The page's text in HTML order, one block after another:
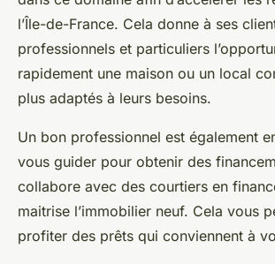
l’Île-de-France. Cela donne à ses
professionnels et particuliers
rapidement une maison ou un local
plus adaptés à leurs besoins.
Un bon professionnel est également
vous guider pour obtenir des
collabore avec des courtiers en
maitrise l’immobilier neuf. Cela vous
profiter des prêts qui conviennent à